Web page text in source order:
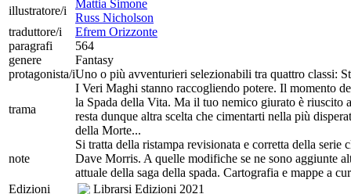
illustratore/i
Mattia Simone
Russ Nicholson
traduttore/i
Efrem Orizzonte
paragrafi
564
genere
Fantasy
protagonista/iUno o più avventurieri selezionabili tra quattro classi:
trama
I Veri Maghi stanno raccogliendo potere. Il momento
la Spada della Vita. Ma il tuo nemico giurato è
resta dunque altra scelta che cimentarti nella più
della Morte...
note
Si tratta della ristampa revisionata e corretta della
Dave Morris. A quelle modifiche se ne sono aggiunte
attuale della saga della spada. Cartografia e mappe a
Edizioni
Librarsi Edizioni 2021